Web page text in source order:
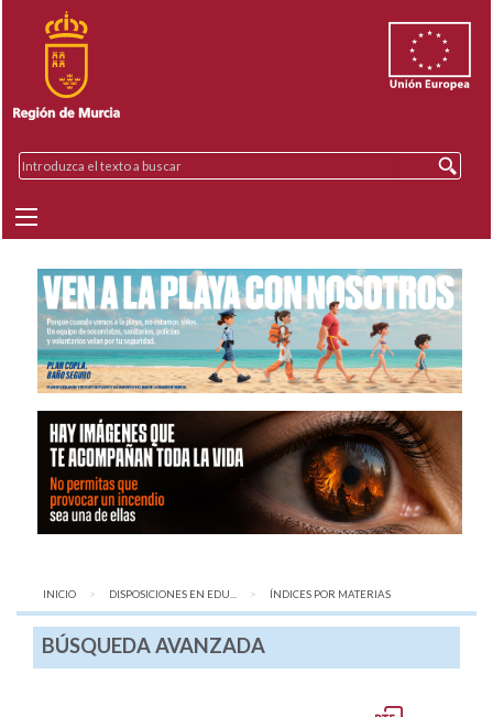
INICIO DISPOSICIONES EN EDU... AQUÍ:
ÍNDICES POR MATERIAS
BÚSQUEDA AVANZADA